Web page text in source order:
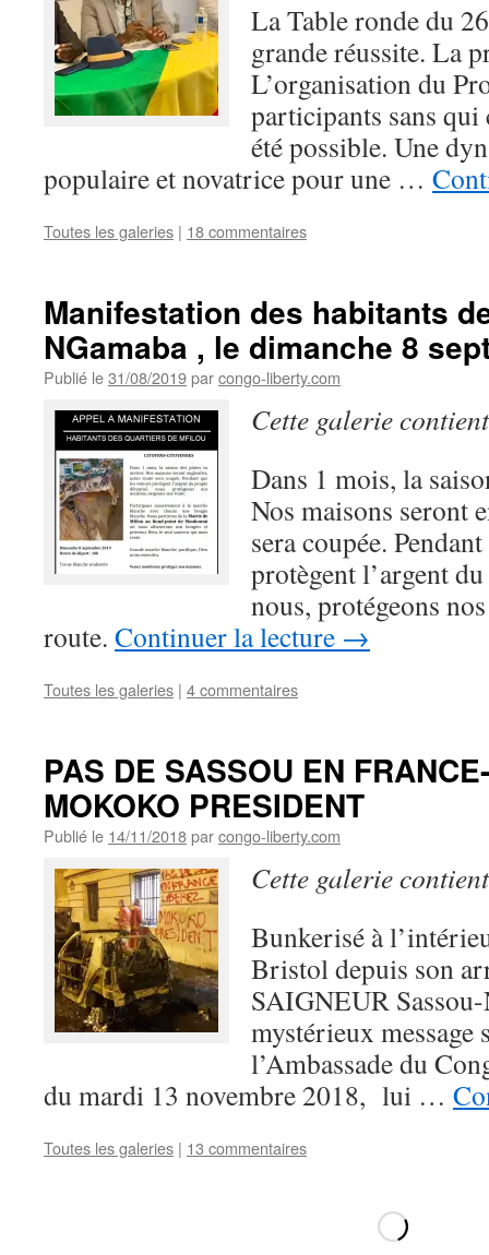
La Table ronde du
grande réussite. La
L’organisation du
participants sans qui
été possible. Une
populaire et novatrice pour une …
Toutes les galeries | 18 commentaires
Manifestation des habitants
NGamaba , le dimanche 8
Publié le31/08/2019parcongo-liberty.com
Cette galerie
Dans 1 mois, la
Nos maisons seront
sera coupée.
protègent l’argent
nous, protégeons
route. Continuer la lecture →
Toutes les galeries | 4 commentaires
PAS DE SASSOU EN
MOKOKO PRESIDENT
Publié le 14/11/2018parcongo-liberty.com
Cette galerie
Bunkerisé à
Bristol depuis son
SAIGNEUR
mystérieux message
l’Ambassade du
du mardi 13 novembre 2018, lui …
Toutes les galeries | 13 commentaires